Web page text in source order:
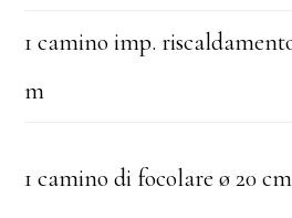
1 camino imp.
m
1 camino di focolare ø 20 cm